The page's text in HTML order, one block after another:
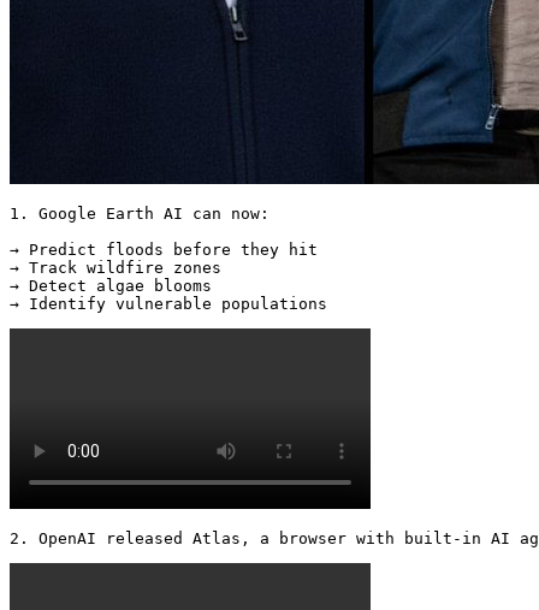
1. Google Earth AI can now:
→ Predict floods before they hit
→ Track wildfire zones
→ Detect algae blooms
2. OpenAI released Atlas, a browser with built-in AI